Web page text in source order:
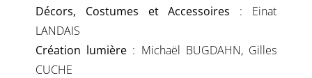
Décors, Costumes et Accessoires : Einat
LANDAIS
Création lumière : Michaël BUGDAHN, Gilles
CUCHE